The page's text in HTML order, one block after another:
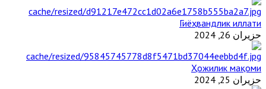
Гиёҳвандлик иллати
حزيران 26, 2024
Ҳожилик мақоми
حزيران 25, 2024